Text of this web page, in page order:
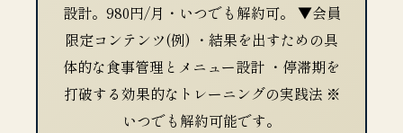
設計。980円/月・いつでも解約可。 ▼会員
限定コンテンツ(例) ・結果を出すための具
体的な食事管理とメニュー設計 ・停滞期を
打破する効果的なトレーニングの実践法 ※
いつでも解約可能です。